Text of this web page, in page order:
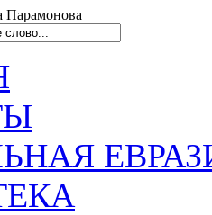
Парамонова